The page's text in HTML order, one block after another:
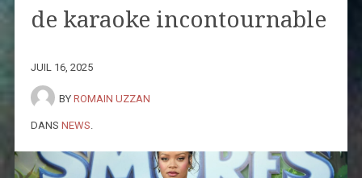
de karaoke incontournable
JUIL 16, 2025
BY ROMAIN UZZAN
DANS NEWS